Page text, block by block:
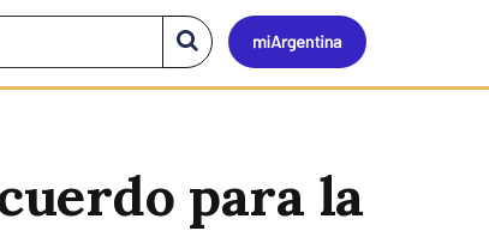
Mi
Buscar
en
el
para la